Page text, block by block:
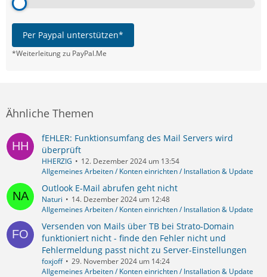
Per Paypal unterstützen*
*Weiterleitung zu PayPal.Me
Ähnliche Themen
fEHLER: Funktionsumfang des Mail Servers wird
überprüft
HHERZIG
12. Dezember 2024 um 13:54
Allgemeines Arbeiten / Konten einrichten / Installation & Update
Outlook E-Mail abrufen geht nicht
Naturi
14. Dezember 2024 um 12:48
Allgemeines Arbeiten / Konten einrichten / Installation & Update
Versenden von Mails über TB bei Strato-Domain
funktioniert nicht - finde den Fehler nicht und
Fehlermeldung passt nicht zu Server-Einstellungen
foxjoff
29. November 2024 um 14:24
Allgemeines Arbeiten / Konten einrichten / Installation & Update